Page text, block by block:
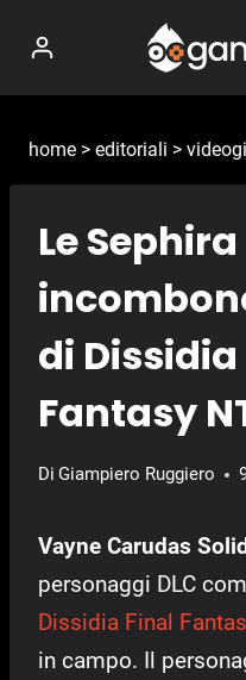
contenuto
home > editoriali >
Le
di
Fantasy
Di Giampiero Ruggiero
Vayne Carudas
personaggi DLC
Dissidia Final
in campo. Il